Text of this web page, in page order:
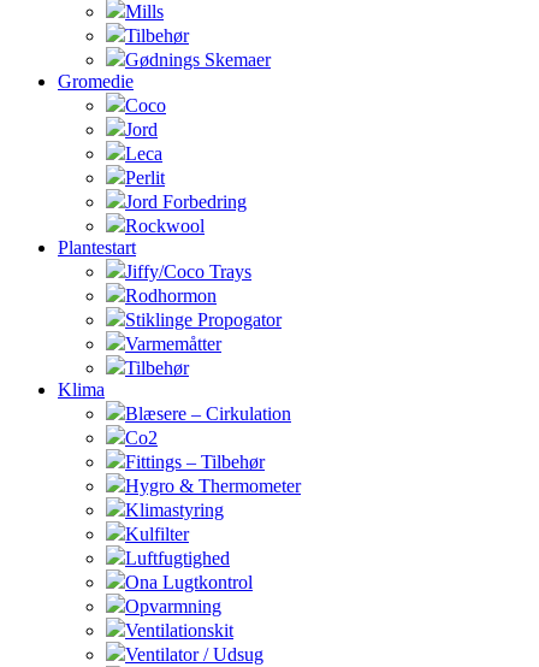
Mills
Tilbehør
Gødnings Skemaer
Gromedie
Coco
Jord
Leca
Perlit
Jord Forbedring
Rockwool
Plantestart
Jiffy/Coco Trays
Rodhormon
Stiklinge Propogator
Varmemåtter
Tilbehør
Klima
Blæsere – Cirkulation
Co2
Fittings – Tilbehør
Hygro & Thermometer
Klimastyring
Kulfilter
Luftfugtighed
Ona Lugtkontrol
Opvarmning
Ventilationskit
Ventilator / Udsug